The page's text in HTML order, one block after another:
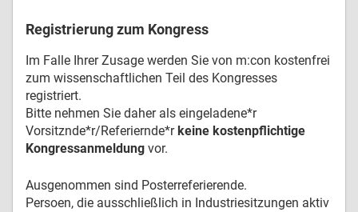
Registrierung zum Kongress
Im Falle Ihrer Zusage werden Sie von m:con kostenfrei
zum wissenschaftlichen Teil des Kongresses
registriert.
Bitte nehmen Sie daher als eingeladene*r
Vorsitznde*r/Referiernde*r keine kostenpflichtige
Kongressanmeldung vor.
Ausgenommen sind Posterreferierende.
Persoen, die ausschließlich in Industriesitzungen aktiv